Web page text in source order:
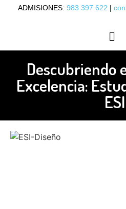
ADMISIONES: 983 397 622 |
Descubriendo
Excelencia:
ESI